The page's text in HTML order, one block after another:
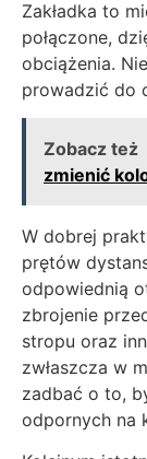
Zakładka to
połączone,
obciążenia.
prowadzić do
Zobacz też
zmienić
W dobrej
prętów
odpowiednią
zbrojenie
stropu oraz
zwłaszcza w
zadbać o to,
odpornych na